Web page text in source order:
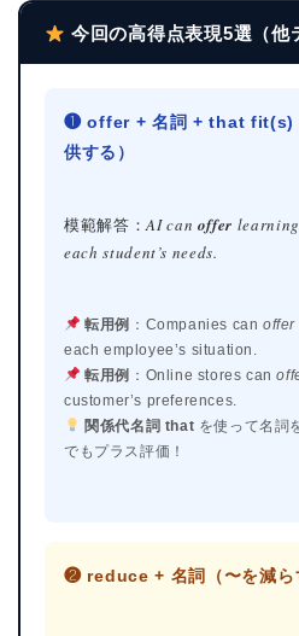
今回の高得点表現5選（他
❶ offer + 名詞 + that fit(s)
供する）
模範解答：AI can offer
each student’s needs.
転用例 ：Companies canoffer
each employee’s situation.
転用例 ：Online stores can
customer’s preferences.
関係代名詞 that を使って名詞
でもプラス評価！
❷ reduce + 名詞（〜を減ら